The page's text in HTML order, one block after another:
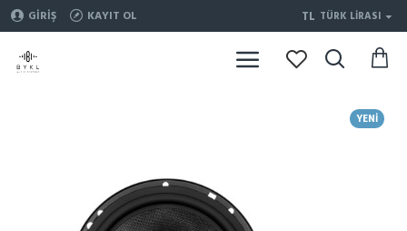
GIRIŞ KAYIT OL TL TÜRK LIRASI
YENI